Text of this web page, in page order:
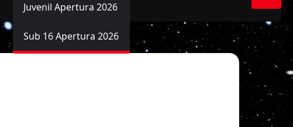
Juvenil Apertura 2026
Sub 16 Apertura 2026